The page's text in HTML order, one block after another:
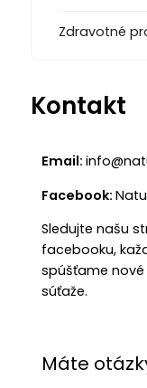
Zdravotné
Kontakt
Email:
Facebook:
Sledujte našu
facebooku,
spúšťame nové
súťaže.
Máte